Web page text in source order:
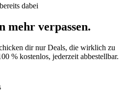
dabei
mehr verpassen.
dir nur Deals, die wirklich zu
% kostenlos, jederzeit abbestellbar.